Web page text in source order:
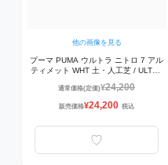
他の画像を見る
プーマ PUMA ウルトラ ニトロ 7 アル
ティメット WHT 土・人工芝 / ULTRA
109384-01 サッカースパイク ホワイ
ト/イエロー/オレンジ
通常価格(定価)¥24,200
販売価格¥24,200 税込